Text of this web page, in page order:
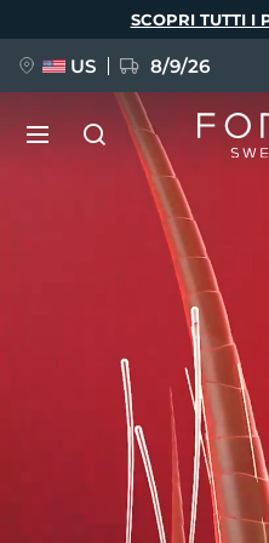
SCOPRI TUTTI I
US 8/9/26
FAQ™ Pure Beauty-
BREAKING NEWS
issa™ Teeth Whitening
Italiano
Svenska
简体中文